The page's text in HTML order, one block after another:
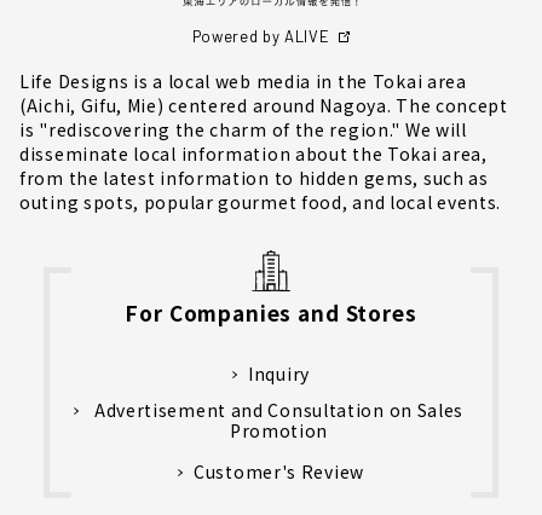
Powered by ALIVE
Life Designs is a local web media in the Tokai area
(Aichi, Gifu, Mie) centered around Nagoya. The concept
is "rediscovering the charm of the region." We will
disseminate local information about the Tokai area,
from the latest information to hidden gems, such as
outing spots, popular gourmet food, and local events.
For Companies and Stores
Inquiry
Advertisement and Consultation on Sales
Promotion
Customer's Review